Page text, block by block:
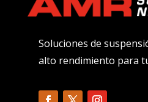
Soluciones de
alto rendimiento para